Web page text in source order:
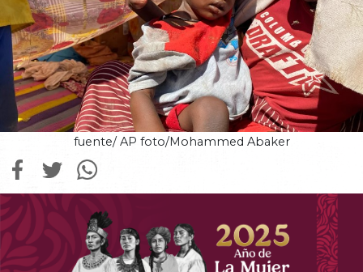
fuente/ AP foto/Mohammed Abaker